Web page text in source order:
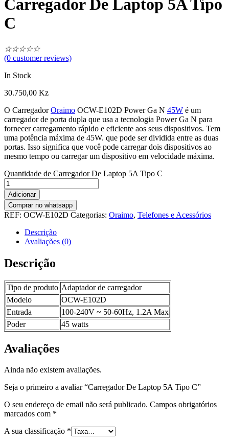
Carregador De Laptop 5A Tipo
C
☆☆☆☆☆
(0 customer reviews)
In Stock
30.750,00 Kz
O CarregadorOraimo OCW-E102D Power Ga N 45W é um
carregador de porta dupla que usa a tecnologia Power Ga N para
fornecer carregamento rápido e eficiente aos seus dispositivos. Tem
uma potência máxima de 45W. que pode ser dividida entre as duas
portas. Isso significa que você pode carregar dois dispositivos ao
mesmo tempo ou carregar um dispositivo em velocidade máxima.
Quantidade de Carregador De Laptop 5A Tipo C
Adicionar
Comprar no whatsapp
REF: OCW-E102D Categorias: Oraimo, Telefones e Acessórios
Descrição
Avaliações (0)
Descrição
Tipo de produto Adaptador de carregador
Modelo
OCW-E102D
Entrada
100-240V ~ 50-60Hz, 1.2A Max
Poder
45 watts
Avaliações
Ainda não existem avaliações.
Seja o primeiro a avaliar “Carregador De Laptop 5A Tipo C”
O seu endereço de email não será publicado. Campos obrigatórios
marcados com *
A sua classificação *